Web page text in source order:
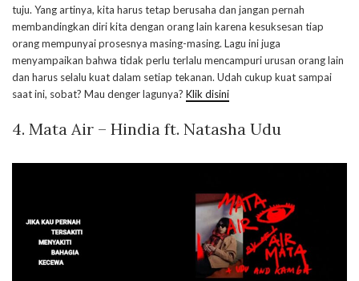
tuju. Yang artinya, kita harus tetap berusaha dan jangan pernah
membandingkan diri kita dengan orang lain karena kesuksesan tiap
orang mempunyai prosesnya masing-masing. Lagu ini juga
menyampaikan bahwa tidak perlu terlalu mencampuri urusan orang lain
dan harus selalu kuat dalam setiap tekanan. Udah cukup kuat sampai
saat ini, sobat? Mau denger lagunya? Klik disini
4. Mata Air – Hindia ft. Natasha Udu